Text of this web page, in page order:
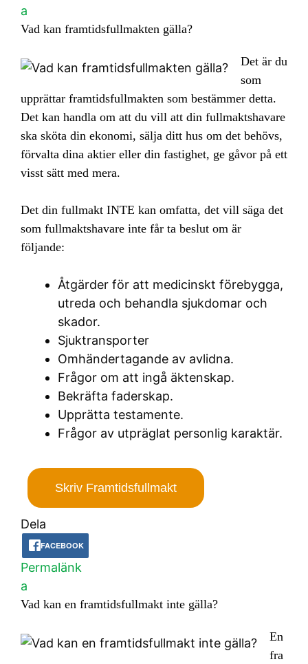
a
Vad kan framtidsfullmakten gälla?
Det är du
som
upprättar framtidsfullmakten som bestämmer detta.
Det kan handla om att du vill att din fullmaktshavare
ska sköta din ekonomi, sälja ditt hus om det behövs,
förvalta dina aktier eller din fastighet, ge gåvor på ett
visst sätt med mera.
Det din fullmakt INTE kan omfatta, det vill säga det
som fullmaktshavare inte får ta beslut om är
följande:
Åtgärder för att medicinskt förebygga,
utreda och behandla sjukdomar och
skador.
Sjuktransporter
Omhändertagande av avlidna.
Frågor om att ingå äktenskap.
Bekräfta faderskap.
Upprätta testamente.
Frågor av utpräglat personlig karaktär.
Skriv Framtidsfullmakt
Dela
FACEBOOK
Permalänk
a
Vad kan en framtidsfullmakt inte gälla?
En
fra